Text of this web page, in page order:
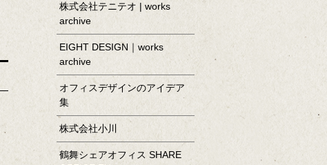
株式会社テニテオ | works
archive
EIGHT DESIGN｜works
archive
オフィスデザインのアイデア
集
株式会社小川
鶴舞シェアオフィス SHARE